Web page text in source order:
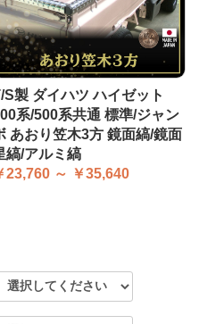
S製 ダイハツ ハイゼット
系/500系共通 標準/ジャン
あおり笠木3方 鏡面縞/鏡面
縞/アルミ縞
23,760 ～ ￥35,640